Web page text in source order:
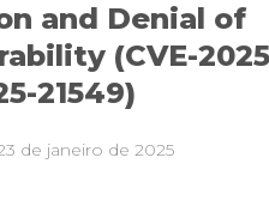
and Denial of
(CVE-
21549)
de janeiro de 2025